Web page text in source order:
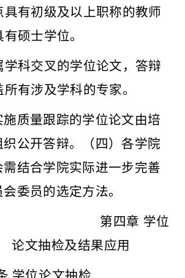
具有初级及以上职称的教师
硕士学位。
学科交叉的学位论文，答辩
有涉及学科的专家。
施质量跟踪的学位论文由培
织公开答辩。（四）各学院
需结合学院实际进一步完善
会委员的选定方法。
第四章 学位
论文抽检及结果应用